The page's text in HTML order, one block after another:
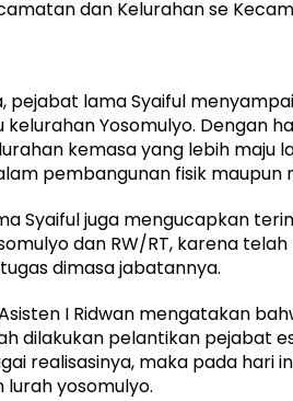
dan Kelurahan se
pejabat lama Syaiful
Yosomulyo. Dengan
kemasa yang lebih maju
pembangunan fisik maupun
Syaiful juga mengucapkan
dan RW/RT, karena
dimasa jabatannya.
I Ridwan mengatakan
dilakukan pelantikan pejabat
realisasinya, maka pada hari
yosomulyo.